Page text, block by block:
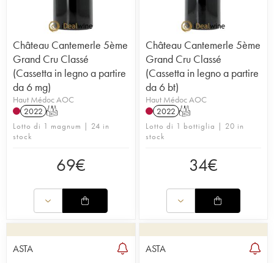
Château Cantemerle 5ème
Grand Cru Classé
(Cassetta in legno a partire
da 6 mg)
Haut Médoc AOC
2022 T
Lotto di 1 magnum | 24 in
stock
69€
Château Cantemerle 5ème
Grand Cru Classé
(Cassetta in legno a partire
da 6 bt)
Haut Médoc AOC
2022 T
Lotto di 1 bottiglia | 20 in
stock
34€
ASTA ASTA